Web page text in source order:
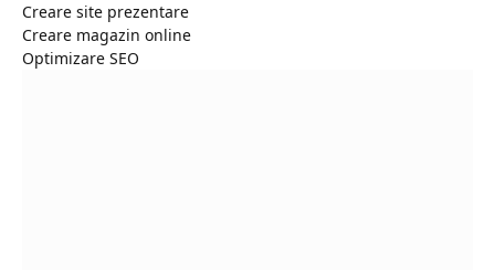
Creare site prezentare
Creare magazin online
Optimizare SEO